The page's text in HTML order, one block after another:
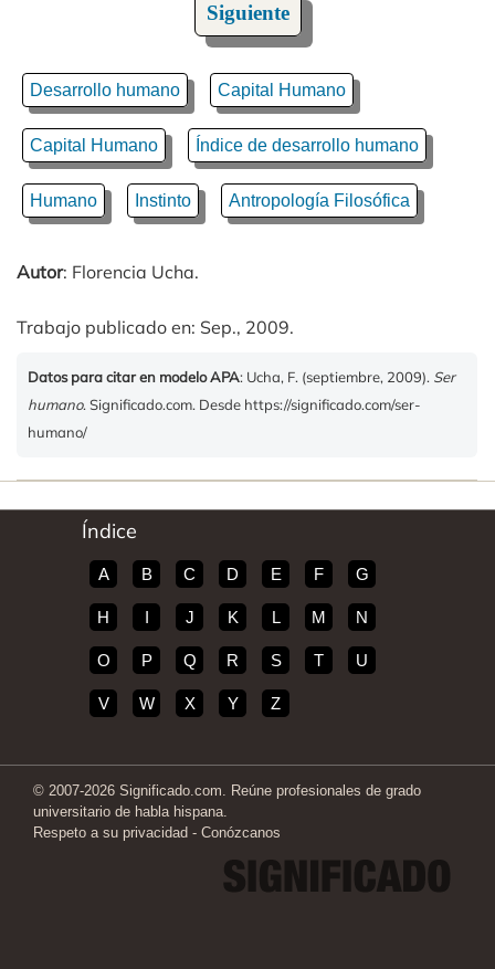
Siguiente
Desarrollo humano Capital Humano
Capital Humano Índice de desarrollo humano
Humano Instinto Antropología Filosófica
Autor: Florencia Ucha.
Trabajo publicado en: Sep., 2009.
Datos para citar en modelo APA: Ucha, F. (septiembre, 2009). Ser
humano. Significado.com. Desde https://significado.com/ser-
humano/
Índice
A B C D E F G
H I J K L M N
O P Q R S T U
V W X Y Z
© 2007-2026 Significado.com. Reúne profesionales de grado
universitario de habla hispana.
Respeto a su privacidad - Conózcanos